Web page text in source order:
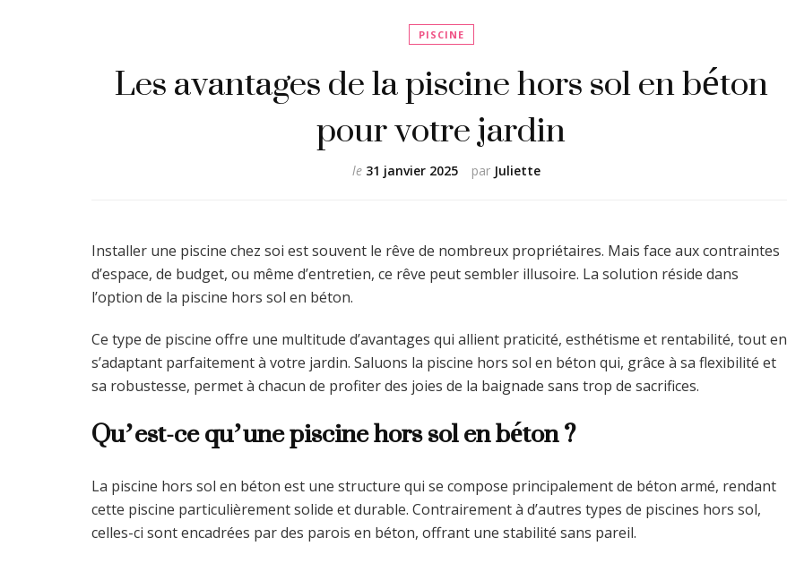
PISCINE
Les avantages de la piscine hors sol en béton
pour votre jardin
par Juliette
le 31 janvier 2025
Installer une piscine chez soi est souvent le rêve de nombreux propriétaires. Mais face aux contraintes
d’espace, de budget, ou même d’entretien, ce rêve peut sembler illusoire. La solution réside dans
l’option de la piscine hors sol en béton.
Ce type de piscine offre une multitude d’avantages qui allient praticité, esthétisme et rentabilité, tout en
s’adaptant parfaitement à votre jardin. Saluons la piscine hors sol en béton qui, grâce à sa flexibilité et
sa robustesse, permet à chacun de profiter des joies de la baignade sans trop de sacrifices.
Qu’est-ce qu’une piscine hors sol en béton ?
La piscine hors sol en béton est une structure qui se compose principalement de béton armé, rendant
cette piscine particulièrement solide et durable. Contrairement à d’autres types de piscines hors sol,
celles-ci sont encadrées par des parois en béton, offrant une stabilité sans pareil.